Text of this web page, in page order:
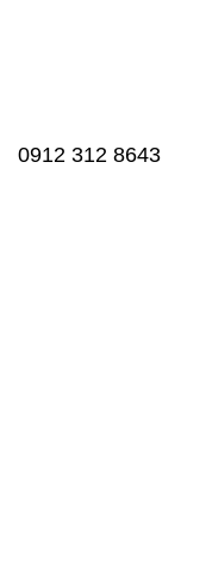
8643 312 0912